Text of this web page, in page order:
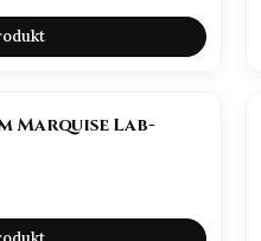
Marquise Lab-